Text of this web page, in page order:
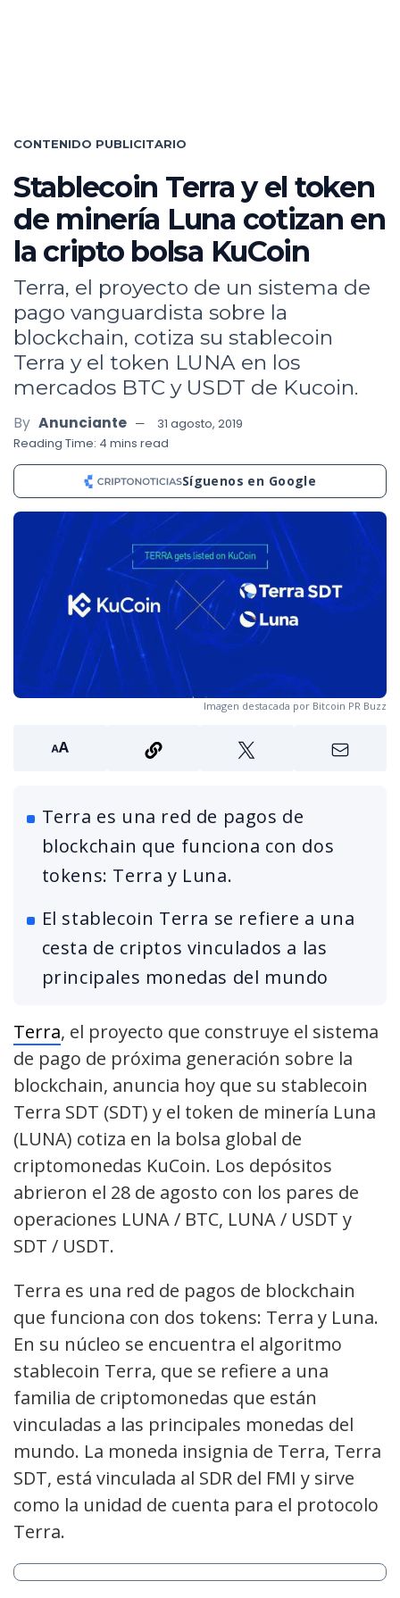
CONTENIDO PUBLICITARIO
Stablecoin Terra y el token
de minería Luna cotizan en
la cripto bolsa KuCoin
Terra, el proyecto de un sistema de
pago vanguardista sobre la
blockchain, cotiza su stablecoin
Terra y el token LUNA en los
mercados BTC y USDT de Kucoin.
By Anunciante
31 agosto, 2019
Reading Time: 4 mins read
Síguenos en Google
Imagen destacada por Bitcoin PR Buzz
Terra es una red de pagos de
blockchain que funciona con dos
tokens: Terra y Luna.
El stablecoin Terra se refiere a una
cesta de criptos vinculados a las
principales monedas del mundo
Terra, el proyecto que construye el sistema
de pago de próxima generación sobre la
blockchain, anuncia hoy que su stablecoin
Terra SDT (SDT) y el token de minería Luna
(LUNA) cotiza en la bolsa global de
criptomonedas KuCoin. Los depósitos
abrieron el 28 de agosto con los pares de
operaciones LUNA / BTC, LUNA / USDT y
SDT / USDT.
Terra es una red de pagos de blockchain
que funciona con dos tokens: Terra y Luna.
En su núcleo se encuentra el algoritmo
stablecoin Terra, que se refiere a una
familia de criptomonedas que están
vinculadas a las principales monedas del
mundo. La moneda insignia de Terra, Terra
SDT, está vinculada al SDR del FMI y sirve
como la unidad de cuenta para el protocolo
Terra.